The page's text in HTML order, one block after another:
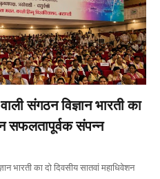
संगठन विज्ञान भारती का
सफलतापूर्वक संपन्न
भारती का दो दिवसीय सातवां महाधिवेशन